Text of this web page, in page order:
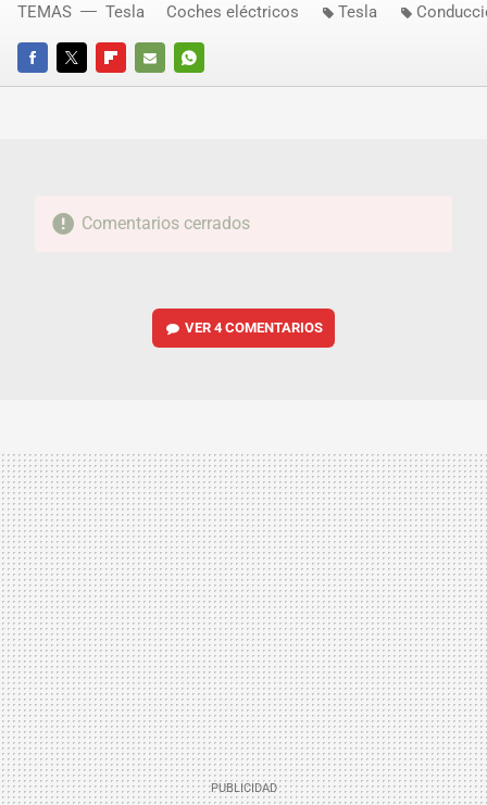
FACEBOOKTWITTERFLIPBOARD
E-
WHATSAPP
TEMAS Tesla Coches eléctricos Tesla
Comentarios cerrados
VER4 COMENTARIOS